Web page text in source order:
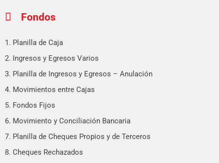
Fondos
1. Planilla de Caja
2. Ingresos y Egresos Varios
3. Planilla de Ingresos y Egresos – Anulación
4. Movimientos entre Cajas
5. Fondos Fijos
6. Movimiento y Conciliación Bancaria
7. Planilla de Cheques Propios y de Terceros
8. Cheques Rechazados